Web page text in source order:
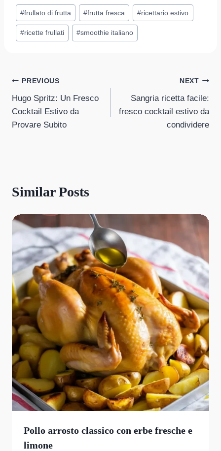
Post
Tags:
#frullato di frutta #frutta fresca #ricettario estivo
#ricette frullati #smoothie italiano
Post
navigation
PREVIOUS
Hugo Spritz: Un Fresco
Cocktail Estivo da
Provare Subito
NEXT
Sangria ricetta facile:
fresco cocktail estivo da
condividere
Similar Posts
Pollo arrosto classico con erbe fresche e
limone